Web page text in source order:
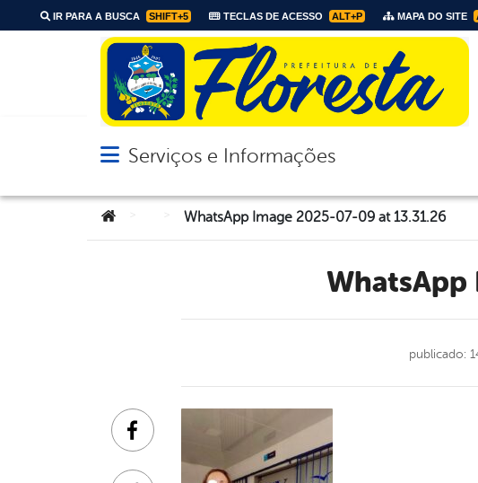
IR PARA A BUSCA SHIFT+5 TECLAS DE ACESSO ALT+P MAPA DO SITE
Abrir menu principal de navegação
Serviços e Informações
Você está aqui:WhatsApp Image 2025-07-09 at 13.31.26
publicado:
Facebook